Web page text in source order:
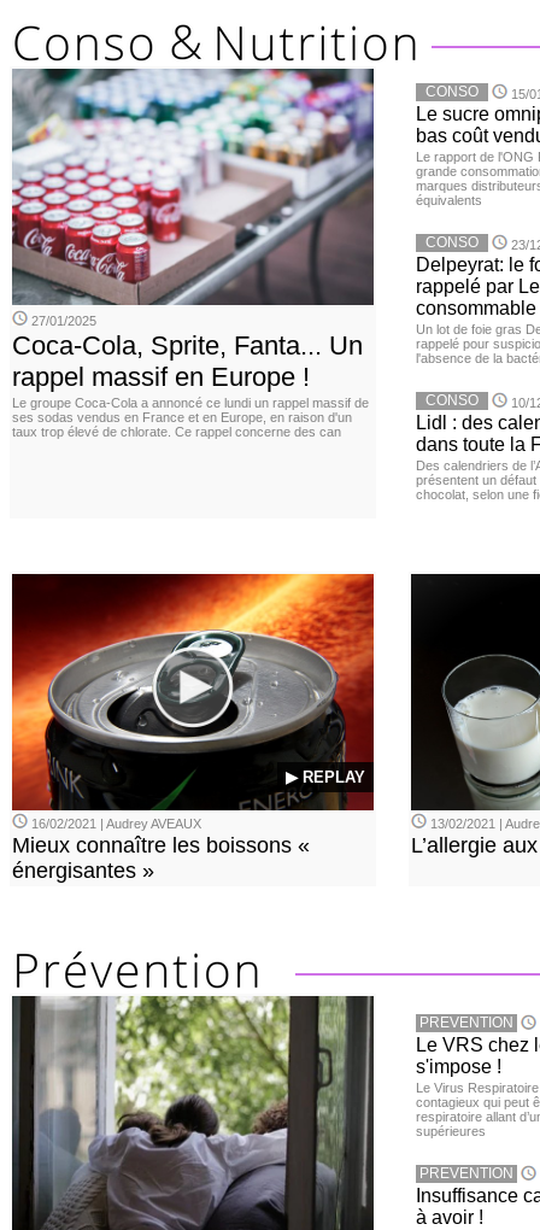
27/01/2025
Coca-Cola, Sprite, Fanta... Un
rappel massif en Europe !
Le groupe Coca-Cola a annoncé ce lundi un rappel massif de
ses sodas vendus en France et en Europe, en raison d'un
taux trop élevé de chlorate. Ce rappel concerne des can
CONSO 15/
Le sucre
bas coût
Le rapport de l'ONG
grande
marques
équivalents
CONSO 23/
Delpeyrat: le
rappelé par
consommable
Un lot de foie gras
rappelé pour
l'absence de la
CONSO 10/
Lidl : des
dans toute la
Des calendriers de
présentent un défaut
chocolat, selon une
▶ REPLAY
16/02/2021 | Audrey AVEAUX
Mieux connaître les boissons «
énergisantes »
13/02/2021 |
L’allergie
PREVENTION
Le VRS chez
s'impose !
Le Virus
contagieux qui peut
respiratoire allant
supérieures
PREVENTION
Insuffisance
à avoir !